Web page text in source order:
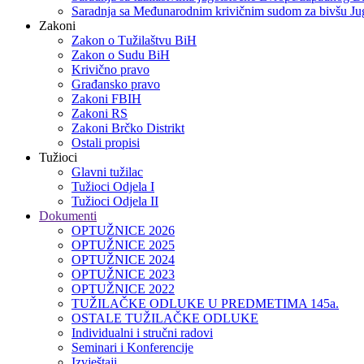
Saradnja sa Međunarodnim krivičnim sudom za bivšu
Zakoni
Zakon o Тužilaštvu BiH
Zakon o Sudu BiH
Krivično pravo
Građansko pravo
Zakoni FBIH
Zakoni RS
Zakoni Brčko Distrikt
Ostali propisi
Tužioci
Glavni tužilac
Tužioci Odjela I
Tužioci Odjela II
Dokumenti
OPTUŽNICE 2026
OPTUŽNICE 2025
OPTUŽNICE 2024
OPTUŽNICE 2023
OPTUŽNICE 2022
TUŽILAČKE ODLUKE U PREDMETIMA 145a.
OSTALE TUŽILAČKE ODLUKE
Individualni i stručni radovi
Seminari i Konferencije